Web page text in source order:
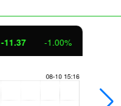
-11.37 -1.00%